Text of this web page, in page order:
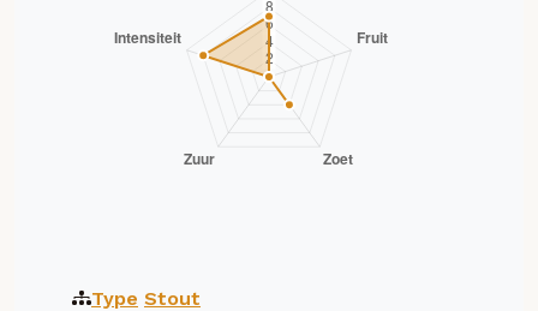
Type Stout